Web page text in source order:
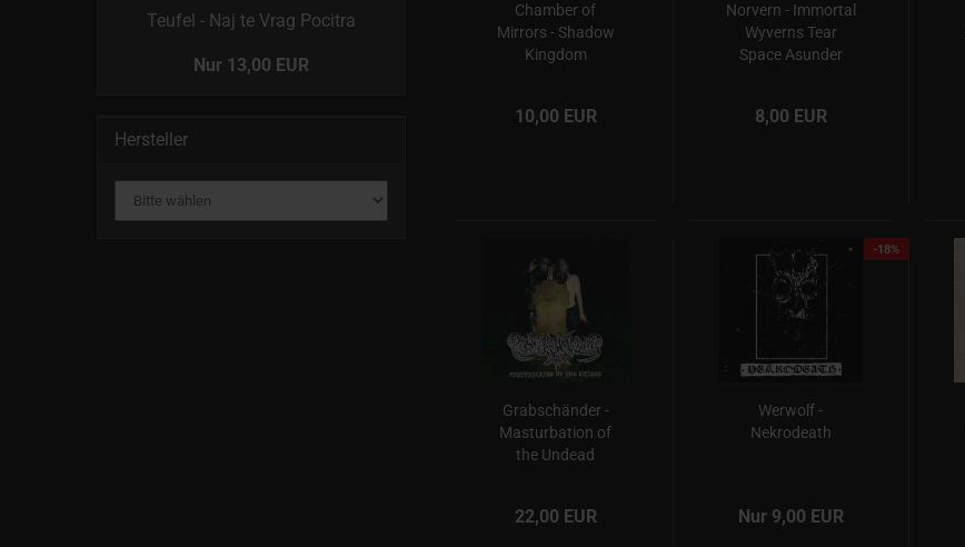
Chamber of
Mirrors - Shadow
Kingdom
10,00 EUR
Norvern - Immortal
Wyverns Tear
Space Asunder
8,00 EUR
Grabschänder -
Masturbation of
the Undead
22,00 EUR
-18%
Werwolf -
Nekrodeath
Nur 9,00 EUR
Teufel - Naj te Vrag Pocitra
Nur 13,00 EUR
Hersteller